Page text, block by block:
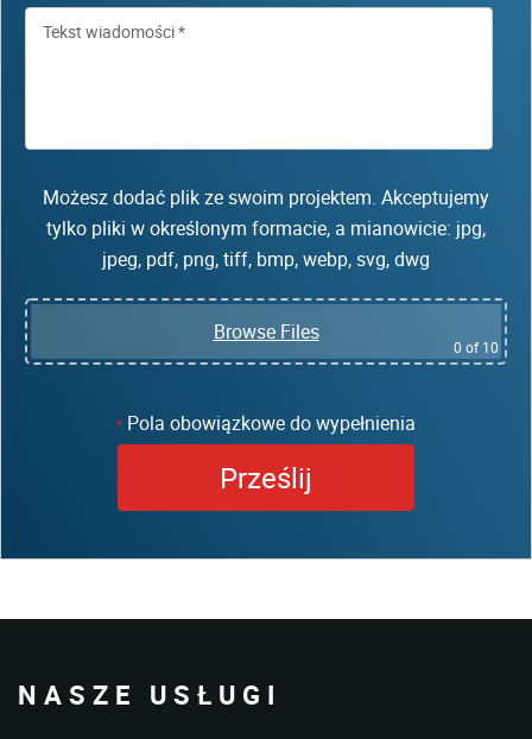
Możesz dodać plik ze swoim projektem. Akceptujemy
tylko pliki w określonym formacie, a mianowicie: jpg,
jpeg, pdf, png, tiff, bmp, webp, svg, dwg
Browse Files
0 of 10
* Pola obowiązkowe do wypełnienia
NASZE USŁUGI